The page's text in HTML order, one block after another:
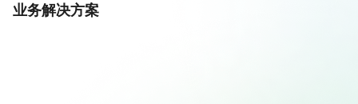
业务解决方案